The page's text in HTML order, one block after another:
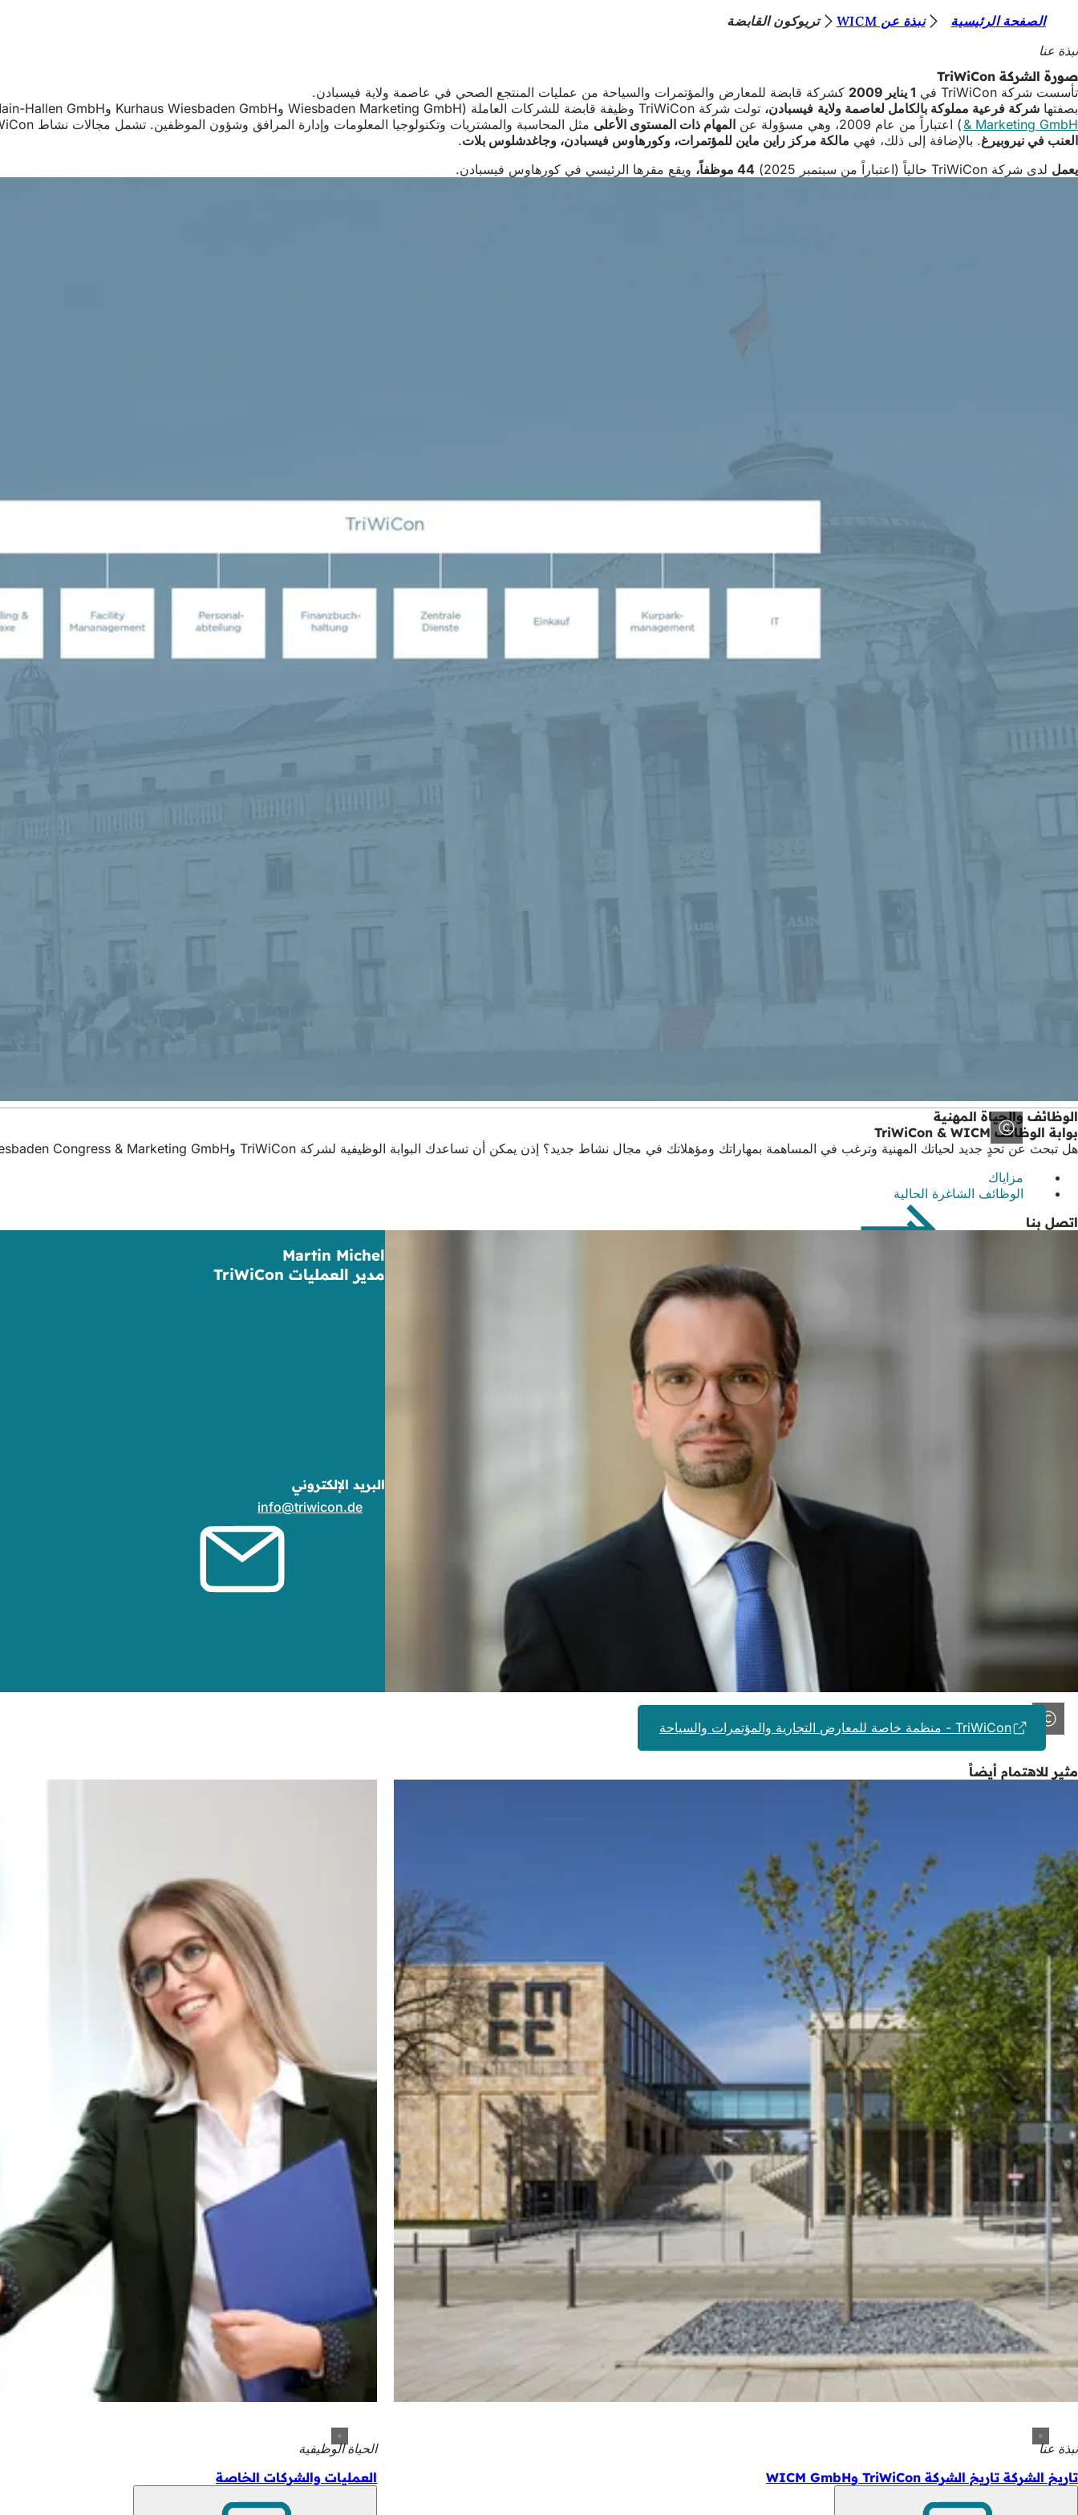
الانتقال إلى المحتوى
ن
ت
ه
ن
ا
الصفحة الرئيسية نبذة عن WICM
تريوكون القابضة
نبذة عنا
صورة الشركة TriWiCon
تأسست شركة TriWiCon في
1 يناير 2009
كشركة قابضة للمعارض والمؤتمرات والسياحة من عمليات المنتجع الصحي في عاصمة ولاية فيسبادن.
بصفتها شركة فرعية مملوكة بالكامل لعاصمة ولاية فيسبادن، تولت شركة TriWiCon وظيفة قابضة للشركات العاملة (Wiesbaden Marketing GmbH وKurhaus Wiesbaden GmbH وRhein-Main-Hallen GmbH؛ ومنذ عام 2019:
& Marketing GmbH) اعتباراً من عام 2009، وهي مسؤولة عن المهام ذات المستوى الأعلى مثل المحاسبة والمشتريات وتكنولوجيا المعلومات وإدارة المرافق وشؤون الموظفين. تشمل مجالات نشاط TriWiCon أيضاً تنسيق ومعالجة
العنب في نيروبيرغ. بالإضافة إلى ذلك، فهي مالكة مركز راين ماين للمؤتمرات، وكورهاوس فيسبادن، وجاغدشلوس بلات.
يعمل لدى شركة TriWiCon حالياً (اعتباراً من سبتمبر 2025) 44 موظفاً، ويقع مقرها الرئيسي في كورهاوس فيسبادن.
الوظائف والحياة المهنية
بوابة الوظائف TriWiCon & WICM
هل تبحث عن تحدٍ جديد لحياتك المهنية وترغب في المساهمة بمهاراتك ومؤهلاتك في مجال نشاط جديد؟ إذن يمكن أن تساعدك البوابة الوظيفية لشركة TriWiCon وWiesbaden Congress & Marketing GmbH.
مزاياك
الوظائف الشاغرة الحالية
اتصل بنا
Martin Michel
مدير العمليات TriWiCon
البريد الإلكتروني
info
triwicon de
TriWiCon - منظمة خاصة للمعارض التجارية والمؤتمرات والسياحة
تبويب
مثير للاهتمام أيضاً
نبذة عنا
تاريخ الشركة تاريخ الشركة TriWiCon وWICM GmbH
الحياة الوظيفية
العمليات والشركات الخاصة